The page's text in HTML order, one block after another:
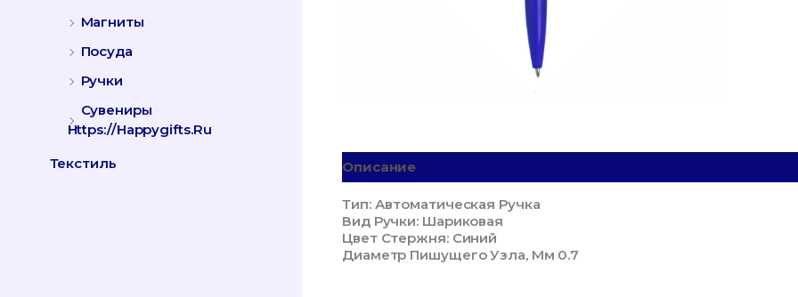
Магниты
Посуда
Ручки
Сувениры
Https://happygifts.ru
Текстиль
Описание
Тип: Автоматическая Ручка
Вид Ручки: Шариковая
Цвет Стержня: Синий
Диаметр Пишущего Узла, Мм 0.7